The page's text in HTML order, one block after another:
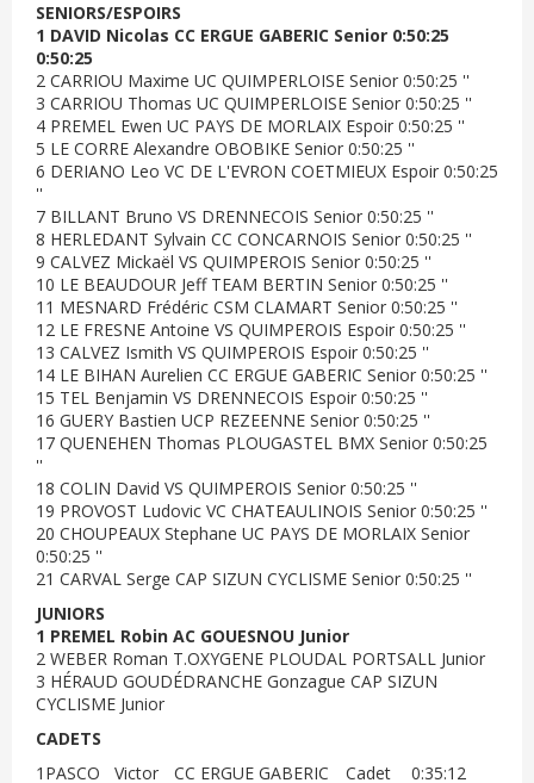
SENIORS/ESPOIRS
1 DAVID Nicolas CC ERGUE GABERIC Senior 0:50:25
0:50:25
2 CARRIOU Maxime UC QUIMPERLOISE Senior 0:50:25 ''
3 CARRIOU Thomas UC QUIMPERLOISE Senior 0:50:25 ''
4 PREMEL Ewen UC PAYS DE MORLAIX Espoir 0:50:25 ''
5 LE CORRE Alexandre OBOBIKE Senior 0:50:25 ''
6 DERIANO Leo VC DE L'EVRON COETMIEUX Espoir 0:50:25
''
7 BILLANT Bruno VS DRENNECOIS Senior 0:50:25 ''
8 HERLEDANT Sylvain CC CONCARNOIS Senior 0:50:25 ''
9 CALVEZ Mickaël VS QUIMPEROIS Senior 0:50:25 ''
10 LE BEAUDOUR Jeff TEAM BERTIN Senior 0:50:25 ''
11 MESNARD Frédéric CSM CLAMART Senior 0:50:25 ''
12 LE FRESNE Antoine VS QUIMPEROIS Espoir 0:50:25 ''
13 CALVEZ Ismith VS QUIMPEROIS Espoir 0:50:25 ''
14 LE BIHAN Aurelien CC ERGUE GABERIC Senior 0:50:25 ''
15 TEL Benjamin VS DRENNECOIS Espoir 0:50:25 ''
16 GUERY Bastien UCP REZEENNE Senior 0:50:25 ''
17 QUENEHEN Thomas PLOUGASTEL BMX Senior 0:50:25
''
18 COLIN David VS QUIMPEROIS Senior 0:50:25 ''
19 PROVOST Ludovic VC CHATEAULINOIS Senior 0:50:25 ''
20 CHOUPEAUX Stephane UC PAYS DE MORLAIX Senior
0:50:25 ''
21 CARVAL Serge CAP SIZUN CYCLISME Senior 0:50:25 ''
JUNIORS
1 PREMEL Robin AC GOUESNOU Junior
2 WEBER Roman T.OXYGENE PLOUDAL PORTSALL Junior
3 HÉRAUD GOUDÉDRANCHE Gonzague CAP SIZUN
CYCLISME Junior
CADETS
1 PASCO Victor CC ERGUE GABERIC Cadet
0:35:12